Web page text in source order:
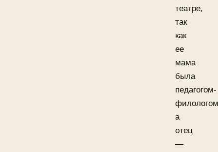
театре,
так
как
ее
мама
была
педагогом-
а
отец
—